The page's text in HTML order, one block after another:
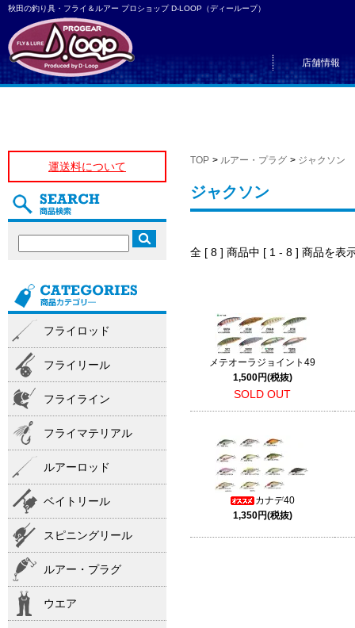
秋田の釣り具・フライ＆ルアー プロショップ D-LOOP（ディーループ）
店舗情報
TOP > ルアー・プラグ > ジャクソン
ジャクソン
全 [ 8 ] 商品中 [ 1 - 8 ] 商品を表
メテオーラジョイント49
1,500円(税抜)
SOLD OUT
カナデ40
1,350円(税抜)
運送料について
フライロッド
フライリール
フライライン
フライマテリアル
ルアーロッド
ベイトリール
スピニングリール
ルアー・プラグ
ウエア